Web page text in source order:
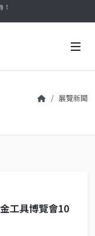
10/20-22與您在
展覽新聞
工具博覽會10